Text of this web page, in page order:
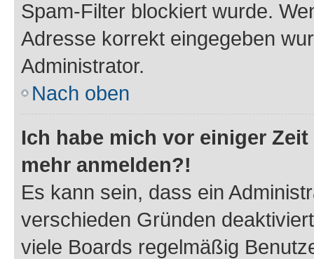
Spam-Filter blockiert wurde.
Adresse korrekt eingegeben
Administrator.
Nach oben
Ich habe mich vor einiger
mehr anmelden?!
Es kann sein, dass ein
verschieden Gründen
viele Boards regelmäßig